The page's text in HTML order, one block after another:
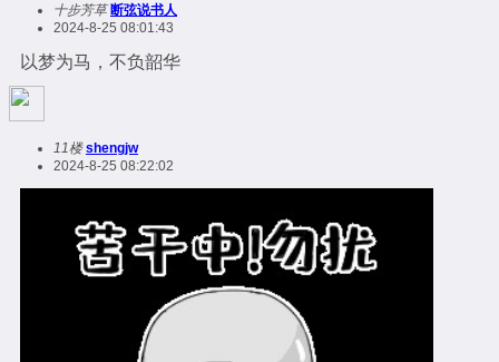
十步芳草 断弦说书人
2024-8-25 08:01:43
以梦为马，不负韶华
11楼 shengjw
2024-8-25 08:22:02